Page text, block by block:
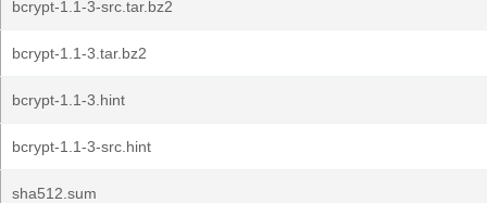
bcrypt-1.1-3-src.tar.bz2
bcrypt-1.1-3.tar.bz2
bcrypt-1.1-3.hint
bcrypt-1.1-3-src.hint
sha512.sum